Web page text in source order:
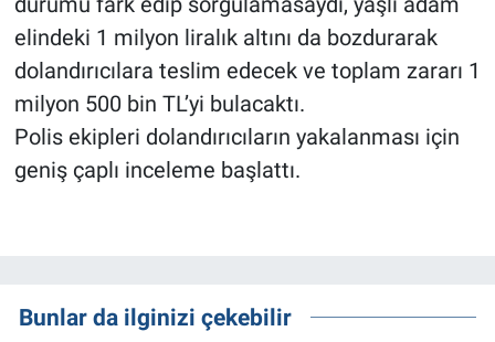
elindeki 1 milyon liralık altını da bozdurarak
dolandırıcılara teslim edecek ve toplam zararı 1
milyon 500 bin TL’yi bulacaktı.
Polis ekipleri dolandırıcıların yakalanması için
geniş çaplı inceleme başlattı.
Bunlar da ilginizi çekebilir